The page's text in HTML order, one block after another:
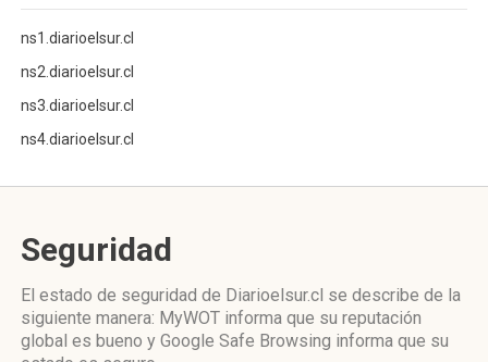
ns1.diarioelsur.cl
ns2.diarioelsur.cl
ns3.diarioelsur.cl
ns4.diarioelsur.cl
Seguridad
El estado de seguridad de Diarioelsur.cl se describe de la
siguiente manera: MyWOT informa que su reputación
global es bueno y Google Safe Browsing informa que su